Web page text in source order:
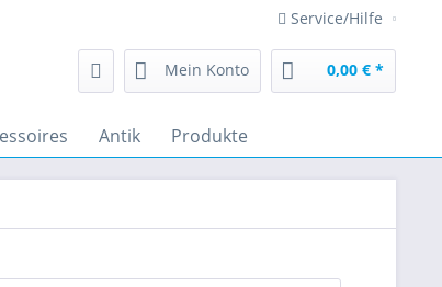
Service/Hilfe
Mein Konto 0,00 € *
Antik Produkte